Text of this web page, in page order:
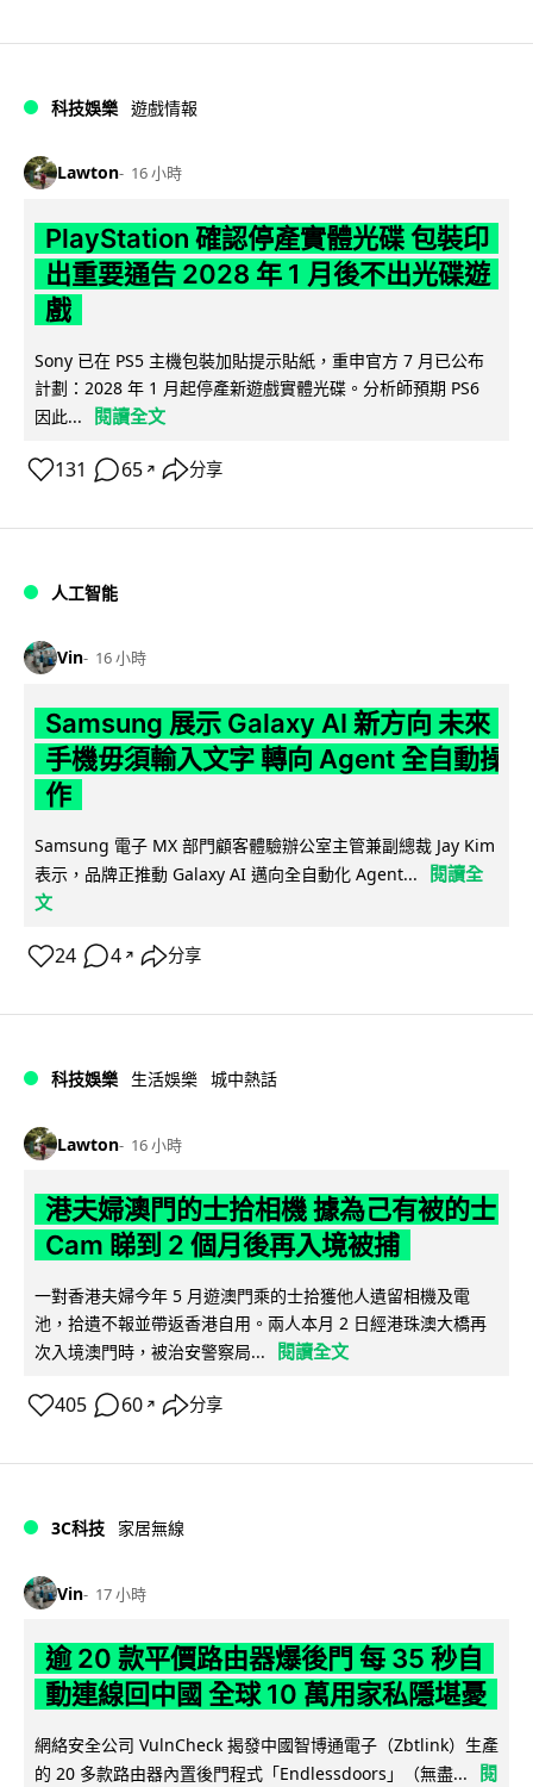
科技娛樂 遊戲情報
Lawton 16 小時
PlayStation 確認停產實體光碟 包裝印
出重要通告 2028 年 1 月後不出光碟遊
戲
Sony 已在 PS5 主機包裝加貼提示貼紙，重申官方 7 月已公布
計劃：2028 年 1 月起停產新遊戲實體光碟。分析師預期 PS6
因此...
閱讀全文
131 65 ↗ 分享
人工智能
Vin 16 小時
Samsung 展示 Galaxy AI 新方向 未來
手機毋須輸入文字 轉向 Agent 全自動操
作
Samsung 電子 MX 部門顧客體驗辦公室主管兼副總裁 Jay Kim
表示，品牌正推動 Galaxy AI 邁向全自動化 Agent...
閱讀全
文
24 4 ↗ 分享
科技娛樂 生活娛樂 城中熱話
Lawton 16 小時
港夫婦澳門的士拾相機 據為己有被的士
Cam 睇到 2 個月後再入境被捕
一對香港夫婦今年 5 月遊澳門乘的士拾獲他人遺留相機及電
池，拾遺不報並帶返香港自用。兩人本月 2 日經港珠澳大橋再
次入境澳門時，被治安警察局...
閱讀全文
405 60 ↗ 分享
3C科技 家居無線
Vin 17 小時
逾 20 款平價路由器爆後門 每 35 秒自
動連線回中國 全球 10 萬用家私隱堪憂
網絡安全公司 VulnCheck 揭發中國智博通電子（Zbtlink）生產
的 20 多款路由器內置後門程式「Endlessdoors」（無盡...
閱